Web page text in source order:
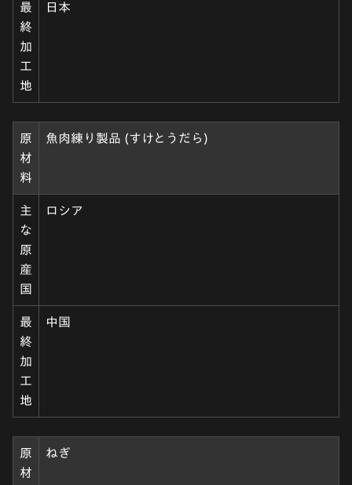
最
終
加
工
地
日本
原
材
料
魚肉練り製品 (すけとうだら)
主
な
原
産
国
ロシア
最
終
加
工
地
中国
原
材
ねぎ